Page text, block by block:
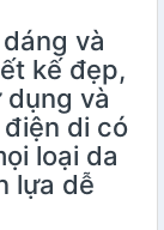
và
kế đẹp,
dụng và
di có
loại da
lựa dễ